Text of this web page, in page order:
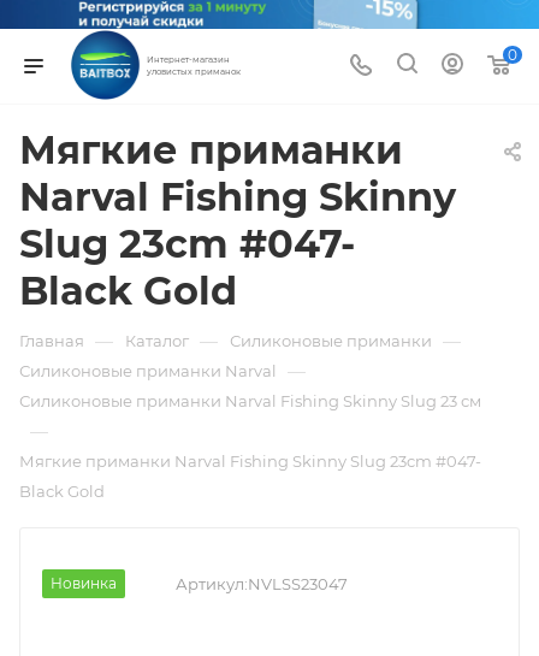
Интернет-магазин
уловистых приманок
0
Мягкие приманки
Narval Fishing Skinny
Slug 23cm #047-
Black Gold
Главная — Каталог — Силиконовые приманки —
Силиконовые приманки Narval —
Силиконовые приманки Narval Fishing Skinny Slug 23 см
—
Мягкие приманки Narval Fishing Skinny Slug 23cm #047-
Black Gold
Новинка Артикул:NVLSS23047